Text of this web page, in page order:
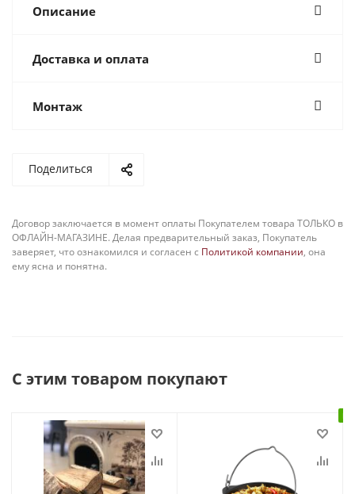
Описание
Доставка и оплата
Монтаж
Поделиться
Договор заключается в момент оплаты Покупателем товара ТОЛЬКО в
ОФЛАЙН-МАГАЗИНЕ. Делая предварительный заказ, Покупатель
заверяет, что ознакомился и согласен с Политикой компании, она
ему ясна и понятна.
С этим товаром покупают
В